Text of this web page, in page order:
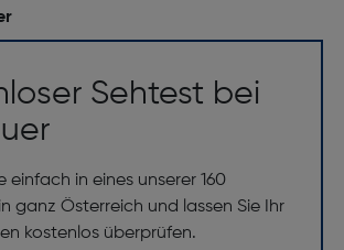
Sehtest bei
einfach in eines unserer 160
ganz Österreich und lassen Sie Ihr
kostenlos überprüfen.